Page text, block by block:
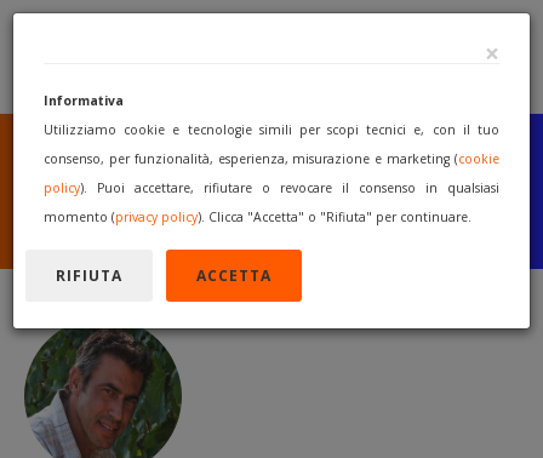
SEI UN COSTRUTTORE
O UN RIVENDITORE?
PUBBLICA GRATUITAMENTE
I TUOI MACCHINARI
INIZIA A VENDERE
×
Informativa
Utilizziamo cookie e tecnologie simili per scopi tecnici e, con il tuo
consenso, per funzionalità, esperienza, misurazione e marketing (cookie
policy). Puoi accettare, rifiutare o revocare il consenso in qualsiasi
momento (privacy policy). Clicca "Accetta" o "Rifiuta" per continuare.
RIFIUTA ACCETTA